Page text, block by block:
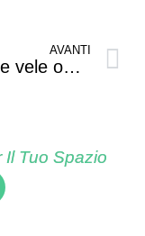
AVANTI
Come le vele ombreggianti offrono comfort e protezione in tutte le stagioni
Tuo Spazio